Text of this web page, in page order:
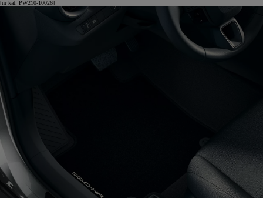
[nr kat. PW210-10026]